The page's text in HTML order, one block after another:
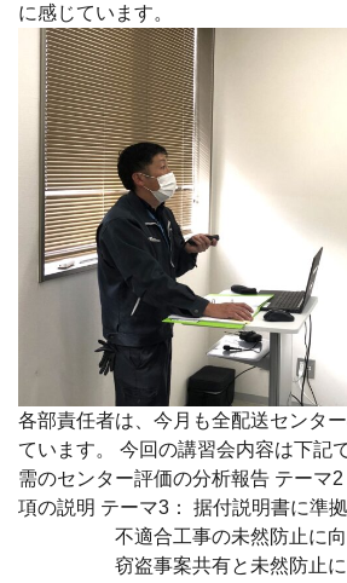
に感じています。
各部責任者は、今月も全配送センタ
ています。 今回の講習会内容は下記
需のセンター評価の分析報告 テーマ
項の説明 テーマ3： 据付説明書に準
不適合工事の未然防止に向け
窃盗事案共有と未然防止に向